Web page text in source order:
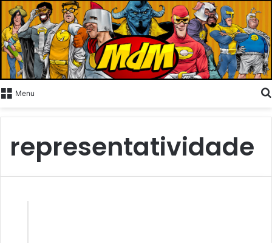
Menu
representatividade